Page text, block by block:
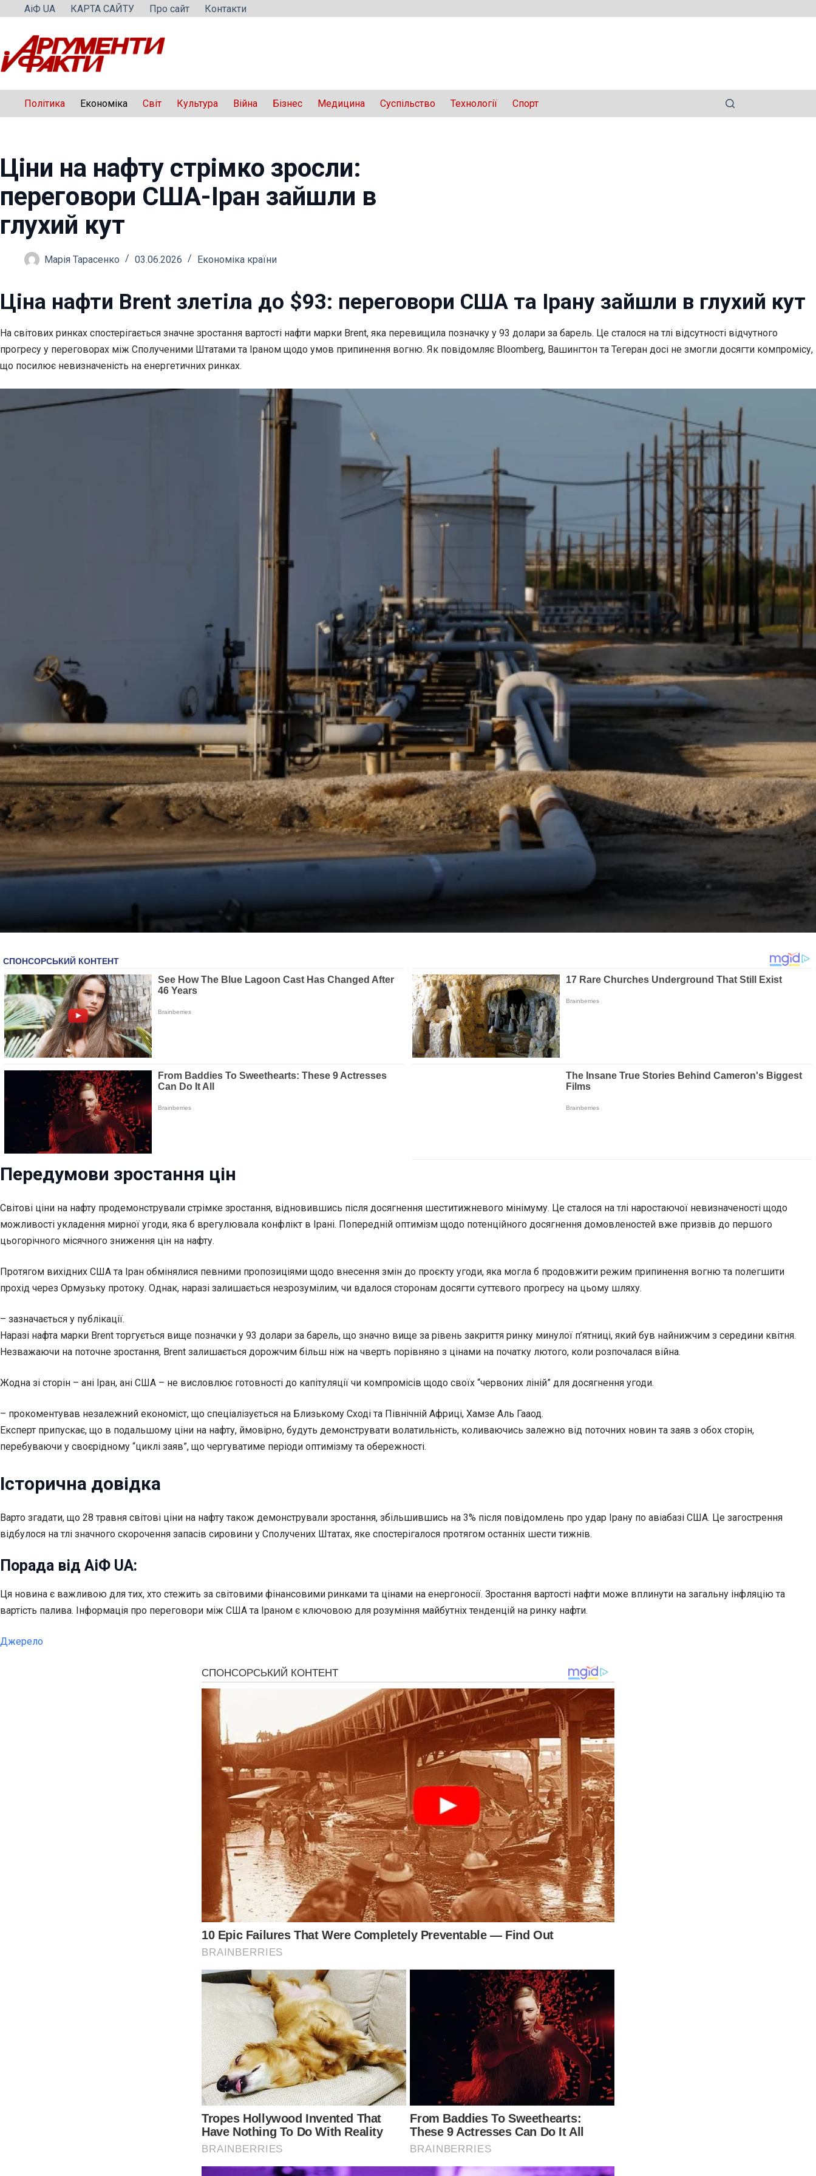
Перейти
вмісту
АіФ UA КАРТА САЙТУ Про сайт Контакти
Політика Економіка Світ Культура Війна Бізнес Медицина Суспільство Технології Спорт
Ціни на нафту стрімко зросли:
переговори США-Іран зайшли в
глухий кут
Марія Тарасенко 03.06.2026 Економіка країни
Ціна нафти Brent злетіла до $93: переговори США та Ірану зайшли в глухий кут
На світових ринках спостерігається значне зростання вартості нафти марки Brent, яка перевищила позначку у 93 долари за барель. Це сталося на тлі відсутності відчутного
прогресу у переговорах між Сполученими Штатами та Іраном щодо умов припинення вогню. Як повідомляє Bloomberg, Вашингтон та Тегеран досі не змогли досягти компромісу,
що посилює невизначеність на енергетичних ринках.
Передумови зростання цін
Світові ціни на нафту продемонстрували стрімке зростання, відновившись після досягнення шеститижневого мінімуму. Це сталося на тлі наростаючої невизначеності щодо
можливості укладення мирної угоди, яка б врегулювала конфлікт в Ірані. Попередній оптимізм щодо потенційного досягнення домовленостей вже призвів до першого
цьогорічного місячного зниження цін на нафту.
Протягом вихідних США та Іран обмінялися певними пропозиціями щодо внесення змін до проєкту угоди, яка могла б продовжити режим припинення вогню та полегшити
прохід через Ормузьку протоку. Однак, наразі залишається незрозумілим, чи вдалося сторонам досягти суттєвого прогресу на цьому шляху.
– зазначається у публікації.
Наразі нафта марки Brent торгується вище позначки у 93 долари за барель, що значно вище за рівень закриття ринку минулої п’ятниці, який був найнижчим з середини квітня.
Незважаючи на поточне зростання, Brent залишається дорожчим більш ніж на чверть порівняно з цінами на початку лютого, коли розпочалася війна.
Жодна зі сторін – ані Іран, ані США – не висловлює готовності до капітуляції чи компромісів щодо своїх “червоних ліній” для досягнення угоди.
– прокоментував незалежний економіст, що спеціалізується на Близькому Сході та Північній Африці, Хамзе Аль Гааод.
Експерт припускає, що в подальшому ціни на нафту, ймовірно, будуть демонструвати волатильність, коливаючись залежно від поточних новин та заяв з обох сторін,
перебуваючи у своєрідному “циклі заяв”, що чергуватиме періоди оптимізму та обережності.
Історична довідка
Варто згадати, що 28 травня світові ціни на нафту також демонстрували зростання, збільшившись на 3% після повідомлень про удар Ірану по авіабазі США. Це загострення
відбулося на тлі значного скорочення запасів сировини у Сполучених Штатах, яке спостерігалося протягом останніх шести тижнів.
Порада від АіФ UA:
Ця новина є важливою для тих, хто стежить за світовими фінансовими ринками та цінами на енергоносії. Зростання вартості нафти може вплинути на загальну інфляцію та
вартість палива. Інформація про переговори між США та Іраном є ключовою для розуміння майбутніх тенденцій на ринку нафти.
Джерело